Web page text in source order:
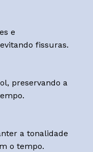
e
fissuras.
preservando a
a tonalidade
o tempo.